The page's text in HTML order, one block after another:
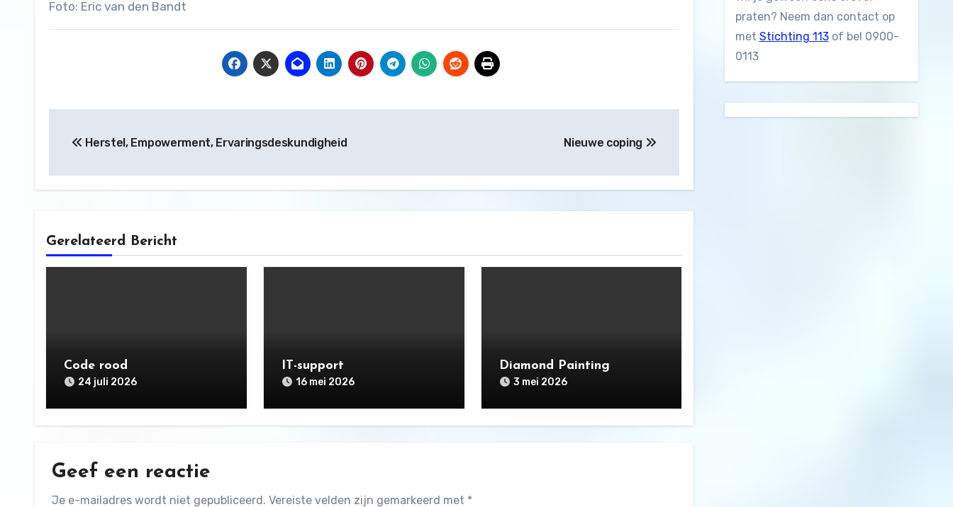
Foto: Eric van den Bandt
navigatie
Herstel, Empowerment, Ervaringsdeskundigheid Nieuwe coping
Gerelateerd Bericht
Code rood
24 juli 2026
IT-support
16 mei 2026
Diamond Painting
3 mei 2026
Geef een reactie
Je e-mailadres wordt niet gepubliceerd. Vereiste velden zijn gemarkeerd met *
praten? Neem dan contact op
met Stichting 113of bel 0900-
0113